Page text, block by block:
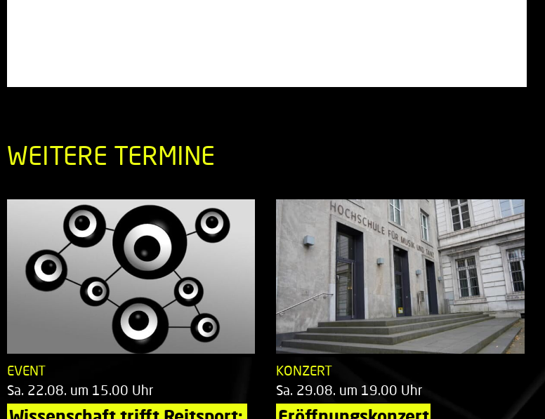
WEITERE TERMINE
EVENT
Sa. 22.08. um 15.00 Uhr
KONZERT
Sa. 29.08. um 19.00 Uhr